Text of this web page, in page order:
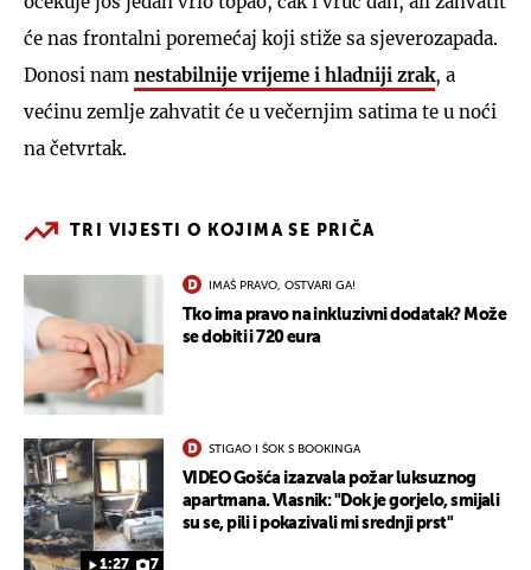
će nas frontalni poremećaj koji stiže sa sjeverozapada.
Donosi nam nestabilnije vrijeme i hladniji zrak, a
većinu zemlje zahvatit će u večernjim satima te u noći
na četvrtak.
TRI VIJESTI O KOJIMA SE PRIČA
IMAŠ PRAVO, OSTVARI GA!
Tko ima pravo na inkluzivni dodatak? Može
se dobiti i 720 eura
1:27 7
STIGAO I ŠOK S BOOKINGA
VIDEO Gošća izazvala požar luksuznog
apartmana. Vlasnik: "Dok je gorjelo, smijali
su se, pili i pokazivali mi srednji prst"